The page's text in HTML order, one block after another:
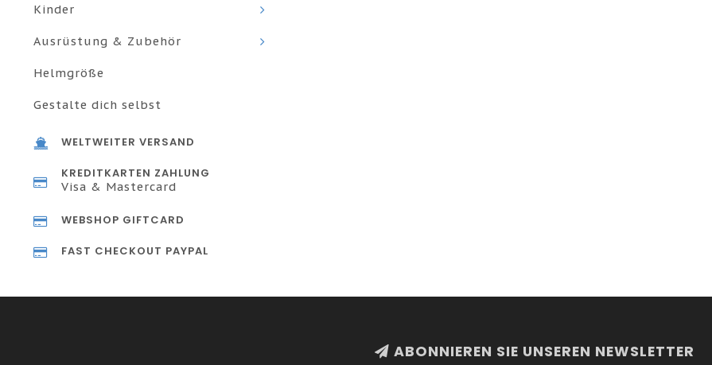
Kinder
Ausrüstung & Zubehör
Helmgröße
Gestalte dich selbst
WELTWEITER VERSAND
KREDITKARTEN ZAHLUNG
Visa & Mastercard
WEBSHOP GIFTCARD
FAST CHECKOUT PAYPAL
ABONNIEREN SIE UNSEREN NEWSLETTER